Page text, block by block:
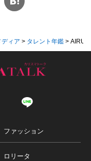
ィア > タレント年鑑 > AIRU
ファッション
ロリータ